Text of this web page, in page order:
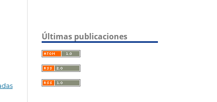
Últimas publicaciones